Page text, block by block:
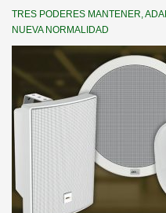
TRES PODERES MANTENER,
NUEVA NORMALIDAD